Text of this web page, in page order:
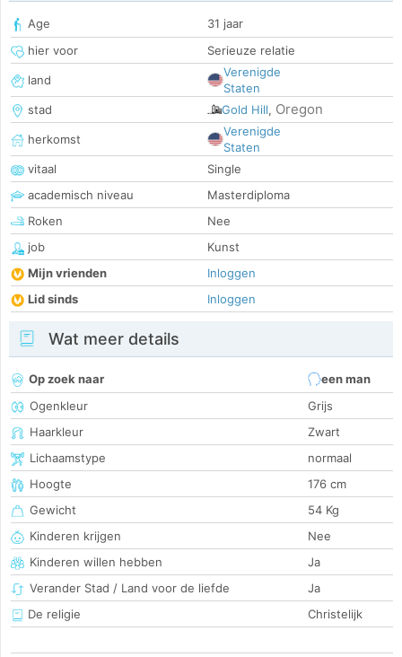
Age
31 jaar
hier voor
Serieuze relatie
land
Verenigde
Staten
stad
Gold Hill, Oregon
herkomst
Verenigde
Staten
vitaal
Single
academisch niveau
Masterdiploma
Roken
Nee
job
Kunst
Mijn vrienden
Inloggen
Lid sinds
Inloggen
Wat meer details
Op zoek naar
een man
Ogenkleur
Grijs
Haarkleur
Zwart
Lichaamstype
normaal
Hoogte
176 cm
Gewicht
54 Kg
Kinderen krijgen
Nee
Kinderen willen hebben
Ja
Verander Stad / Land voor de liefde
Ja
De religie
Christelijk